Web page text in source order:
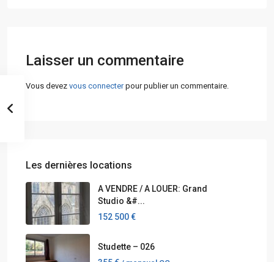
Laisser un commentaire
Vous devez vous connecterpour publier un commentaire.
Les dernières locations
A VENDRE / A LOUER: Grand
Studio &#...
152 500 €
Studette – 026